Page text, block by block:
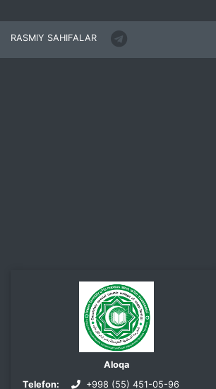
RASMIY SAHIFALAR
Aloqa
Telefon:
+998 (55) 451-05-96